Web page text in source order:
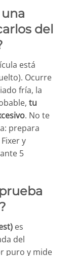
del
está
Ocurre
fría, la
tu
. No te
prepara
y
5
es
del
puro y mide